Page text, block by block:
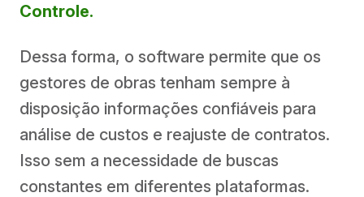
Controle.
Dessa forma, o software permite que os
gestores de obras tenham sempre à
disposição informações confiáveis para
análise de custos e reajuste de contratos.
Isso sem a necessidade de buscas
constantes em diferentes plataformas.